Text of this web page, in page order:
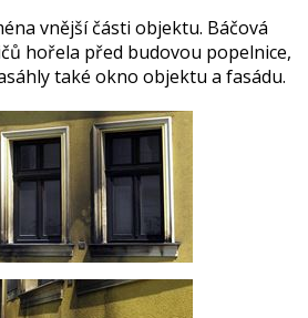
vnější části objektu. Báčová
hořela před budovou popelnice,
také okno objektu a fasádu.